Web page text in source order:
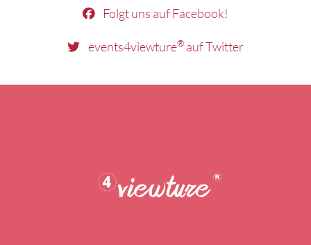
Folgt uns auf Facebook!
events4viewture®auf Twitter